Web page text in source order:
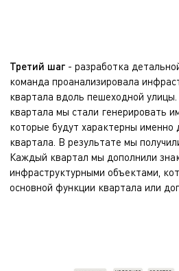
Третий шаг - разработка
команда проанализировала
квартала вдоль пешеходной
квартала мы стали генерировать
которые будут характерны именно
квартала. В результате мы
Каждый квартал мы дополнили
инфраструктурными объектами,
основной функции квартала или